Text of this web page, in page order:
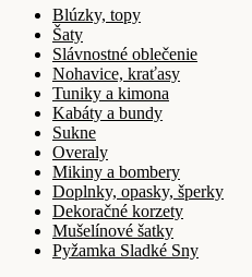
Blúzky, topy
Šaty
Slávnostné oblečenie
Nohavice, kraťasy
Tuniky a kimona
Kabáty a bundy
Sukne
Overaly
Mikiny a bombery
Doplnky, opasky, šperky
Dekoračné korzety
Mušelínové šatky
Pyžamka Sladké Sny